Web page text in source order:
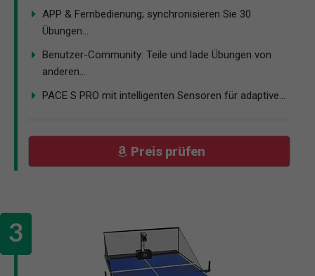
APP & Fernbedienung; synchronisieren Sie 30
Übungen...
Benutzer-Community: Teile und lade Übungen von
anderen...
PACE S PRO mit intelligenten Sensoren für adaptive...
Preis prüfen